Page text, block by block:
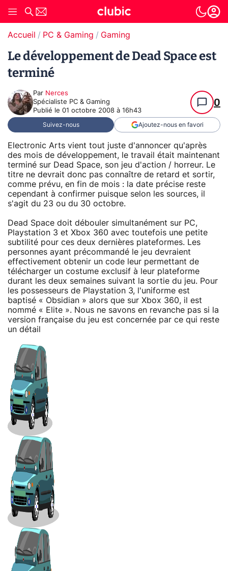
Accueil PC & Gaming Gaming
Le développement de Dead Space est
terminé
Par Nerces
Spécialiste PC & Gaming
Publié le 01 octobre 2008 à 16h43
0
Suivez-nous Ajoutez-nous en favori
Electronic Arts vient tout juste d'annoncer qu'après
des mois de développement, le travail était maintenant
terminé sur Dead Space, son jeu d'action / horreur. Le
titre ne devrait donc pas connaître de retard et sortir,
comme prévu, en fin de mois : la date précise reste
cependant à confirmer puisque selon les sources, il
s'agit du 23 ou du 30 octobre.
Dead Space doit débouler simultanément sur PC,
Playstation 3 et Xbox 360 avec toutefois une petite
subtilité pour ces deux dernières plateformes. Les
personnes ayant précommandé le jeu devraient
effectivement obtenir un code leur permettant de
télécharger un costume exclusif à leur plateforme
durant les deux semaines suivant la sortie du jeu. Pour
les possesseurs de Playstation 3, l'uniforme est
baptisé « Obsidian » alors que sur Xbox 360, il est
nommé « Elite ». Nous ne savons en revanche pas si la
version française du jeu est concernée par ce qui reste
un détail